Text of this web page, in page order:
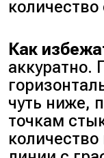
Как
аккуратно.
чуть ниже,
точкам